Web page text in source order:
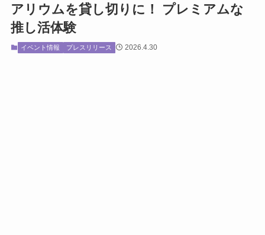
アリウムを貸し切りに！ プレミアムな
推し活体験
イベント情報 プレスリリース 2026.4.30